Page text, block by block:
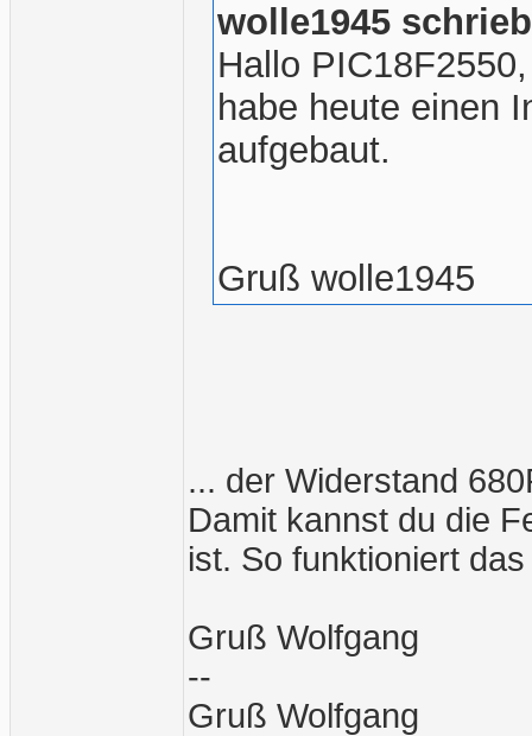
wolle1945 schrieb
Hallo PIC18F2550,
habe heute einen
aufgebaut.
Gruß wolle1945
... der Widerstand
Damit kannst du die
ist. So funktioniert
Gruß Wolfgang
--
Gruß Wolfgang